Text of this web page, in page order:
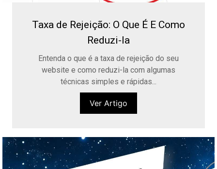
Taxa de Rejeição: O Que É E Como
Reduzi-la
Entenda o que é a taxa de rejeição do seu
website e como reduzi-la com algumas
técnicas simples e rápidas...
Ver Artigo